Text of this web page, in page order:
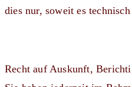
dies nur, soweit es
Recht auf Auskunft,